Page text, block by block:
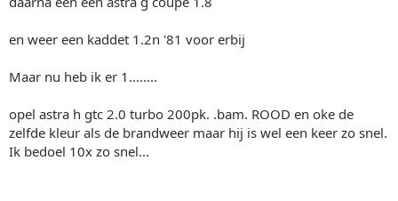
en weer een kaddet 1.2n '81 voor erbij
Maar nu heb ik er 1........
opel astra h gtc 2.0 turbo 200pk. .bam. ROOD en oke de
zelfde kleur als de brandweer maar hij is wel een keer zo snel.
Ik bedoel 10x zo snel...